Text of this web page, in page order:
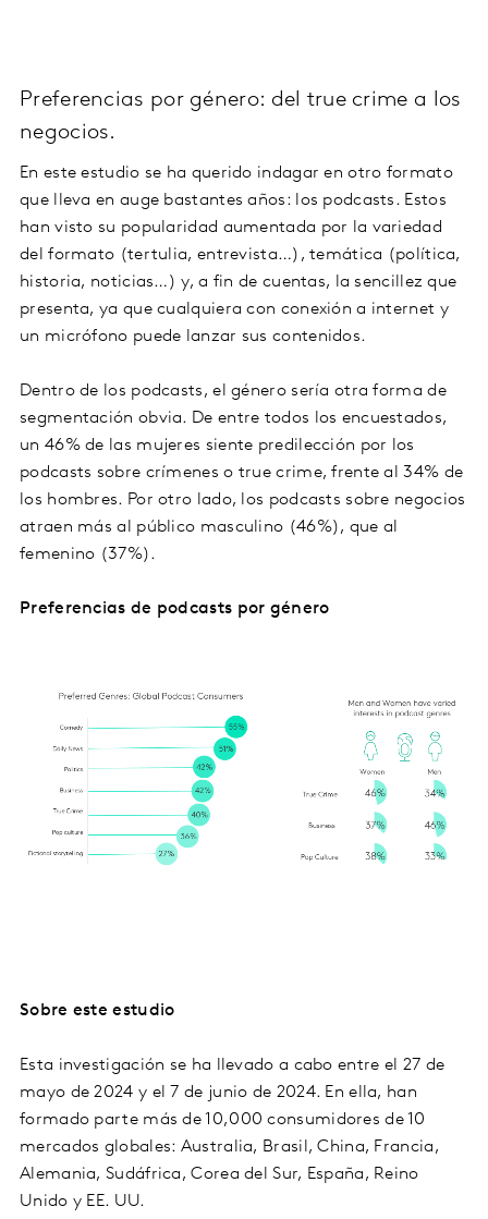
Preferencias por género: del true crime a los
negocios.
En este estudio se ha querido indagar en otro formato
que lleva en auge bastantes años: los podcasts. Estos
han visto su popularidad aumentada por la variedad
del formato (tertulia, entrevista…), temática (política,
historia, noticias…) y, a fin de cuentas, la sencillez que
presenta, ya que cualquiera con conexión a internet y
un micrófono puede lanzar sus contenidos.
Dentro de los podcasts, el género sería otra forma de
segmentación obvia. De entre todos los encuestados,
un 46% de las mujeres siente predilección por los
podcasts sobre crímenes o true crime, frente al 34% de
los hombres. Por otro lado, los podcasts sobre negocios
atraen más al público masculino (46%), que al
femenino (37%).
Preferencias de podcasts por género
Sobre este estudio
Esta investigación se ha llevado a cabo entre el 27 de
mayo de 2024 y el 7 de junio de 2024. En ella, han
formado parte más de 10,000 consumidores de 10
mercados globales: Australia, Brasil, China, Francia,
Alemania, Sudáfrica, Corea del Sur, España, Reino
Unido y EE. UU.